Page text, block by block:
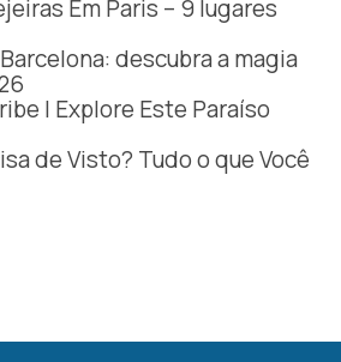
Em Paris – 9 lugares
descubra a magia
| Explore Este Paraíso
de Visto? Tudo o que Você